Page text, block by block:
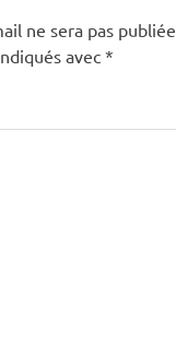
ne sera pas publiée.
avec *